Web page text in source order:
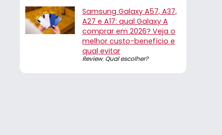
Samsung Galaxy A57, A37,
A27 e A17: qual Galaxy A
comprar em 2026? Veja o
melhor custo-benefício e
qual evitar
Review, Qual escolher?